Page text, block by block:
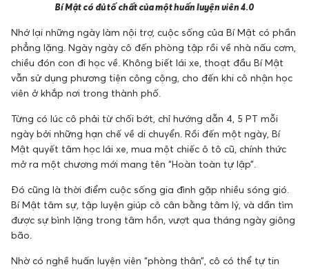
Bí Mật có đủ tố chất của một huấn luyện viên 4.0
Nhớ lại những ngày làm nội trợ, cuộc sống của Bí Mật có phần
phẳng lặng. Ngày ngày cô đến phòng tập rồi về nhà nấu cơm,
chiều đón con đi học về. Không biết lái xe, thoạt đầu Bí Mật
vẫn sử dụng phương tiện công cộng, cho đến khi cô nhận học
viên ở khắp nơi trong thành phố.
Từng có lúc cô phải từ chối bớt, chỉ hướng dẫn 4, 5 PT mỗi
ngày bởi những hạn chế về di chuyển. Rồi đến một ngày, Bí
Mật quyết tâm học lái xe, mua một chiếc ô tô cũ, chính thức
mở ra một chương mới mang tên “Hoàn toàn tự lập”.
Đó cũng là thời điểm cuộc sống gia đình gặp nhiều sóng gió.
Bí Mật tâm sự, tập luyện giúp cô cân bằng tâm lý, và dần tìm
được sự bình lặng trong tâm hồn, vượt qua tháng ngày giông
bão.
Nhờ có nghề huấn luyện viên “phòng thân”, cô có thể tự tin